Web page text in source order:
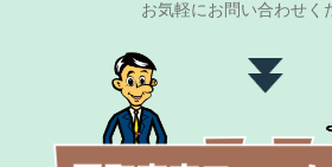
お気軽にお問い合わせく